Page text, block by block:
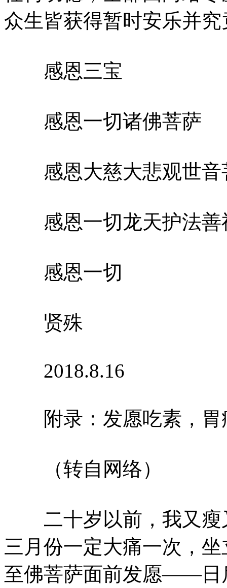
众生皆获得暂时安乐并
感恩三宝
感恩一切诸佛菩萨
感恩大慈大悲观世音
感恩一切龙天护法善
感恩一切
贤殊
2018.8.16
附录：发愿吃素，胃
（转自网络）
二十岁以前，我又瘦
三月份一定大痛一次，
至佛菩萨面前发愿——日